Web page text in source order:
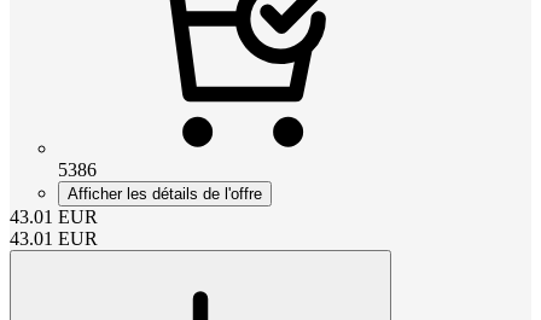
5386
Afficher les détails de l'offre
43.01 EUR
43.01 EUR